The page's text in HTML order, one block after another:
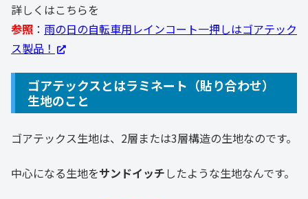
詳しくはこちらを
参照 ： 雨の日の自転車用レインコート一押しはゴアテック
ス製品！
ゴアテックスとはラミネート（貼り合わせ）
生地のこと
ゴアテックス生地は、2層または3層構造の生地なのです。
中心になる生地をサンドイッチ したような生地なんです。